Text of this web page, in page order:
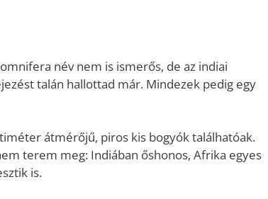
név nem is ismerős, de az indiai
talán hallottad már. Mindezek pedig egy
átmérőjű, piros kis bogyók találhatóak.
terem meg: Indiában őshonos, Afrika egyes
is.